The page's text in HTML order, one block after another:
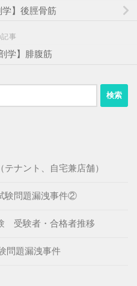
】後脛骨筋
事
学】腓腹筋
テナント、自宅兼店舗）
験問題漏洩事件②
受験者・合格者推移
問題漏洩事件